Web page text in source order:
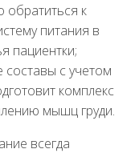
к
питания в
пациентки;
составы с учетом
комплекс
мышц груди.
всегда